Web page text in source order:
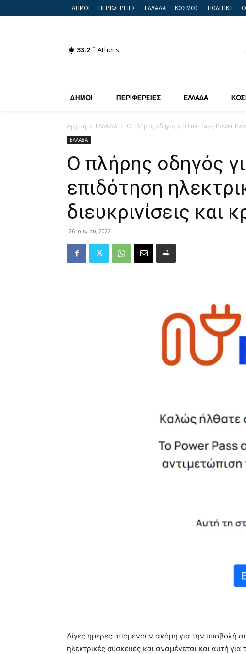
ΔΗΜΟΙ ΠΕΡΙΦΕΡΕΙΕΣ ΕΛΛΑΔΑ ΚΟΣΜΟΣ ΠΟΛΙΤΙΚΗ
33.2 C Athens
ΔΗΜΟΙ ΠΕΡΙΦΕΡΕΙΕΣ ΕΛΛΑΔΑ
Αρχική ΕΛΛΑΔΑ Ο πλήρης οδηγός για Fuel Pass, Power
ΕΛΛΑΔΑ
Ο πλήρης οδηγός
επιδότηση
διευκρινίσεις και
26 Ιουνίου, 2022
Λίγες ημέρες απομένουν ακόμη για την υποβολή
ηλεκτρικές συσκευές και αναμένεται και αυτή για